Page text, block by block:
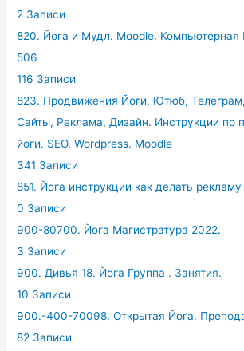
2 Записи
820. Йога и Мудл. Moodle.
506
116 Записи
823. Продвижения Йоги, Ютюб,
Сайты, Реклама, Дизайн. Инструкции по
йоги. SEO. Wordpress. Moodle
341 Записи
851. Йога инструкции как делать рекламу
0 Записи
900-80700. Йога Магистратура 2022.
3 Записи
900. Дивья 18. Йога Группа . Занятия.
10 Записи
900.-400-70098. Открытая Йога.
82 Записи